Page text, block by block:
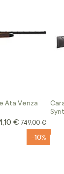
Ata Venza
Spécial
€ Prix normal
749,00 €
-10%